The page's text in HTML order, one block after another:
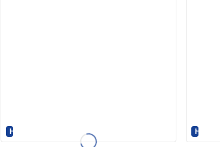
Hydroflask - PEC POD SNĚŽKOU